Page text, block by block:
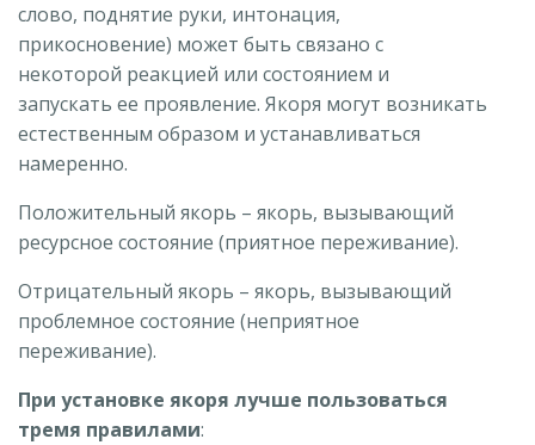
слово, поднятие руки, интонация,
прикосновение) может быть связано с
некоторой реакцией или состоянием и
запускать ее проявление. Якоря могут возникать
естественным образом и устанавливаться
намеренно.
Положительный якорь – якорь, вызывающий
ресурсное состояние (приятное переживание).
Отрицательный якорь – якорь, вызывающий
проблемное состояние (неприятное
переживание).
При установке якоря лучше пользоваться
тремя правилами: